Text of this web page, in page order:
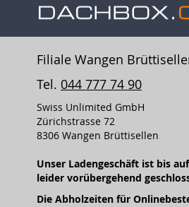
Filiale Wangen
Tel. 044 777 74 90
Swiss Unlimited GmbH
Zürichstrasse 72
8306 Wangen Brüttisellen
Unser Ladengeschäft ist bis
leider vorübergehend
Die Abholzeiten für